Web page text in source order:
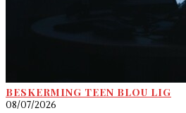
BESKERMING TEEN BLOU LIG
08/07/2026